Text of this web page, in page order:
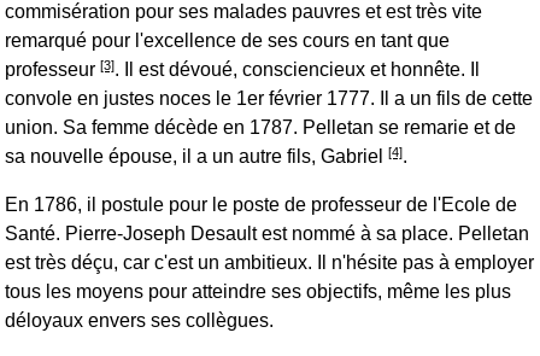
commisération pour ses malades pauvres et est très vite
remarqué pour l'excellence de ses cours en tant que
professeur [3]. Il est dévoué, consciencieux et honnête. Il
convole en justes noces le 1er février 1777. Il a un fils de cette
union. Sa femme décède en 1787. Pelletan se remarie et de
sa nouvelle épouse, il a un autre fils, Gabriel
[4].
En 1786, il postule pour le poste de professeur de l'Ecole de
Santé. Pierre-Joseph Desault est nommé à sa place. Pelletan
est très déçu, car c'est un ambitieux. Il n'hésite pas à employer
tous les moyens pour atteindre ses objectifs, même les plus
déloyaux envers ses collègues.